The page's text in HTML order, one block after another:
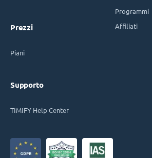
Prezzi
Piani
Supporto
TIMIFY Help Center
Programmi
Affiliati